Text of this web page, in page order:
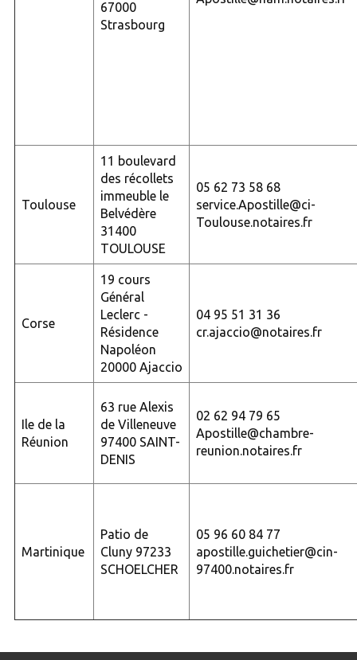
67000
Strasbourg
Toulouse
11 boulevard
des récollets
immeuble le
Belvédère
31400
TOULOUSE
05 62 73 58 68
service.Apostille@ci-
Toulouse.notaires.fr
Corse
19 cours
Général
Leclerc -
Résidence
Napoléon
20000 Ajaccio
04 95 51 31 36
cr.ajaccio@notaires.fr
Ile de la
Réunion
63 rue Alexis
de Villeneuve
97400 SAINT-
DENIS
02 62 94 79 65
Apostille@chambre-
reunion.notaires.fr
Martinique
Patio de
Cluny 97233
SCHOELCHER
05 96 60 84 77
apostille.guichetier@cin-
97400.notaires.fr